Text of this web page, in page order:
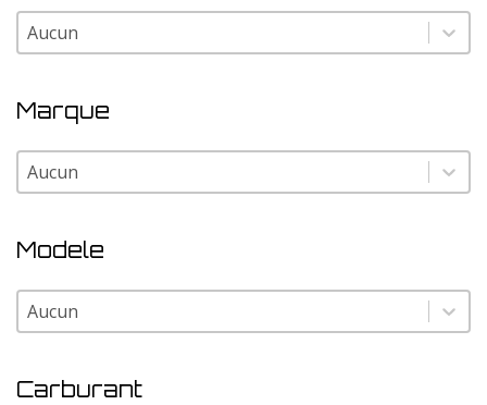
Pays
Pays
Marque
Marque
Marque
Modele
Modele
Modele
Carburant